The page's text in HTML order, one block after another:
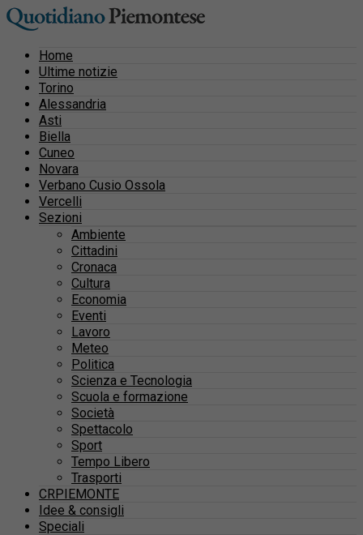
Home
Ultime notizie
Torino
Alessandria
Asti
Biella
Cuneo
Novara
Verbano Cusio Ossola
Vercelli
Sezioni
Ambiente
Cittadini
Cronaca
Cultura
Economia
Eventi
Lavoro
Meteo
Politica
Scienza e Tecnologia
Scuola e formazione
Società
Spettacolo
Sport
Tempo Libero
Trasporti
CRPIEMONTE
Idee & consigli
Speciali